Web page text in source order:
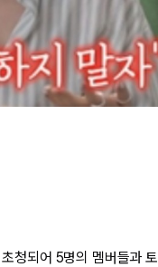
청되어 5명의 멤버들과 토